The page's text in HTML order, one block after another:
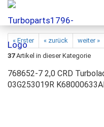
« Erster « zurück weiter »
37Artikel in dieser Kategorie
768652-7 2,0 CRD
03G253019R